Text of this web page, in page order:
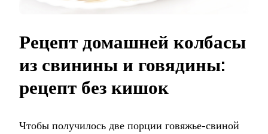
Рецепт домашней колбасы
из свинины и говядины:
рецепт без кишок
Чтобы получилось две порции говяжье-свиной